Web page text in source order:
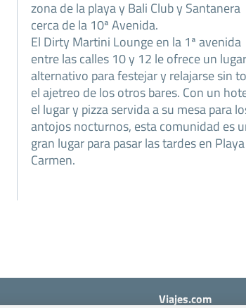
zona de la playa y Bali Club y Santanera
cerca de la 10ª Avenida.
El Dirty Martini Lounge en la 1ª avenida
entre las calles 10 y 12 le ofrece un lugar
alternativo para festejar y relajarse sin
el ajetreo de los otros bares. Con un
el lugar y pizza servida a su mesa para
antojos nocturnos, esta comunidad es
gran lugar para pasar las tardes en
Carmen.
Viajes.com